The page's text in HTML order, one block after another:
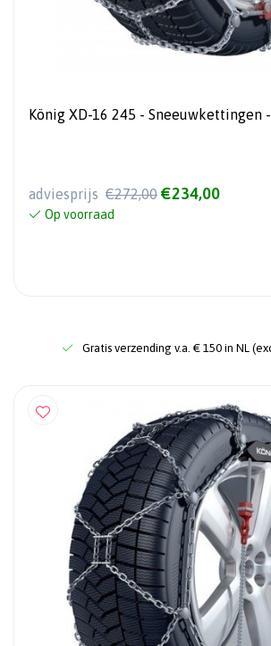
König XD-16 245 - Sneeuwkettingen
adviesprijs €272,00 €234,00
Op voorraad
Gratis verzending v.a. € 150 in NL